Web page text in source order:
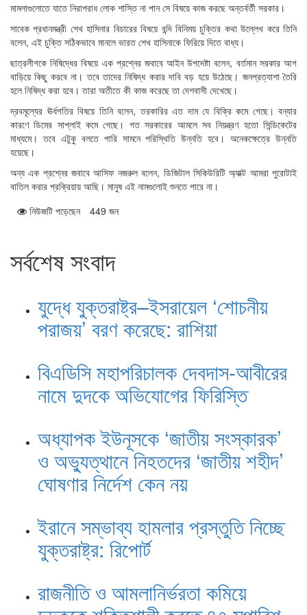
মামলাগুলোতে যাতে নিরাপরাধ লোক শাস্তি না পান সে বিষয়ে কাজ করছে অন্তর্বর্তী সরকার।
সাবেক প্রধানমন্ত্রী শেখ হাসিনার বিচারের বিষয়ে বন্দি বিনিময় চুক্তির কথা উল্লেখ করে তিনি
বলেন, এই চুক্তি সঠিকভাবে মানলে ভারত শেখ হাসিনাকে ফিরিয়ে দিতে বাধ্য।
ছাত্রলীগকে নিষিদ্ধের বিষয়ে এক প্রশ্নের জবাবে আইন উপদেষ্টা বলেন, বর্তমান সরকার আগ
বাড়িয়ে কিছু করবে না। তবে তাদের নিষিদ্ধ করার দাবি বড় হয়ে উঠেছে। জনপ্রত্যাশা তৈরি
হলে নিষিদ্ধ করা হবে। তারা অতীতে কী কাজ করেছে তা দেশবাসী দেখেছে।
দ্রবমূল্যের ঊর্ধগতির বিষয়ে তিনি বলেন, তরকারির এত দাম যে বিক্রি কমে গেছে। বন্যার
কারণে ডিমের সাপ্লাই কমে গেছে। গত সরকারের আমলে সব নিয়ন্ত্রণ হতো সিন্ডিকেটের
মাধ্যমে। তবে এটুকু বলতে পারি সামনে পরিস্থিতি উন্নতি হবে। অনেকক্ষেত্রে উন্নতি
হয়েছে।
অন্য এক প্রশ্নের জবাবে আসিফ নজরুল বলেন, ডিজিটাল সিকিউরিটি অ্যাক্ট আমরা পুরোটাই
বাতিল করার প্রক্রিয়ায় আছি। মানুষ এই নামগুলোই শুনতে পারে না।
নিউজটি পড়েছেন 449 জন
সর্বশেষ সংবাদ
যুদ্ধে যুক্তরাষ্ট্র–ইসরায়েল ‘শোচনীয়
পরাজয়’ বরণ করেছে: রাশিয়া
বিএডিসি মহাপরিচালক দেবদাস-আবীরের
নামে দুদকে অভিযোগের ফিরিস্তি
অধ্যাপক ইউনূসকে ‘জাতীয় সংস্কারক’
ও অভ্যুত্থানে নিহতদের ‘জাতীয় শহীদ’
ঘোষণার নির্দেশ কেন নয়
ইরানে সম্ভাব্য হামলার প্রস্তুতি নিচ্ছে
যুক্তরাষ্ট্র: রিপোর্ট
রাজনীতি ও আমলানির্ভরতা কমিয়ে